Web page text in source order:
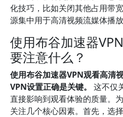
化技巧，比如关闭其他占用带
源集中用于高清视频流媒体播放
使用布谷加速器
要注意什么？
使用布谷加速器VPN观看高清
VPN设置正确是关键。
这不仅
直接影响到观看体验的质量。
关注几个核心因素。首先，选